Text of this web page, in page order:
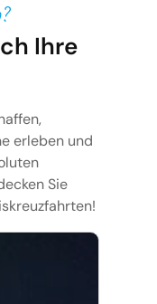
Ihre
erleben und
Sie